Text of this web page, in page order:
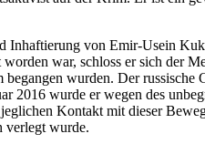
Inhaftierung von Emir-Usein
war, schloss er sich der
wurden. Der
2016 wurde er wegen des
Kontakt mit dieser
verlegt wurde.